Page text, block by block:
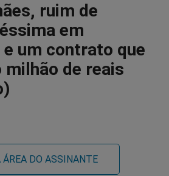
no
no
Messenger
no
TelegramGettr
ruim de
em
um contrato que
milhão de reais
ÁREA DO ASSINANTE